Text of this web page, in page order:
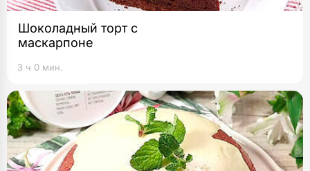
Шоколадный торт с
маскарпоне
3 ч 0 мин.